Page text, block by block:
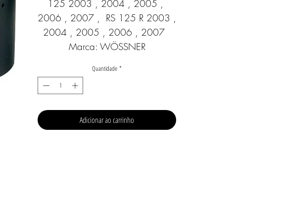
125 2003 , 2004 , 2005 ,
2006 , 2007 ,  RS 125 R 2003 ,
2004 , 2005 , 2006 , 2007
Marca: WÖSSNER
Quantidade *
Adicionar ao carrinho